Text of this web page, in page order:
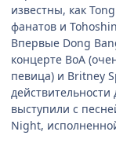
известны, как
фанатов и
Bпервые Dong
концерте BoA
певица) и Britney
выступили с
Night,